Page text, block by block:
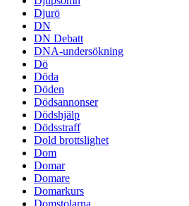
Djurö
DN
DN Debatt
DNA-undersökning
Dö
Döda
Döden
Dödsannonser
Dödshjälp
Dödsstraff
Dold brottslighet
Dom
Domar
Domare
Domarkurs
Domstolarna